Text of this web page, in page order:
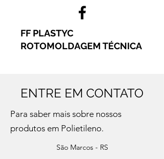
FF PLASTYC
ROTOMOLDAGEM TÉCNICA
ENTRE EM CONTATO
Para saber mais sobre nossos
produtos em Polietileno.
São Marcos - RS